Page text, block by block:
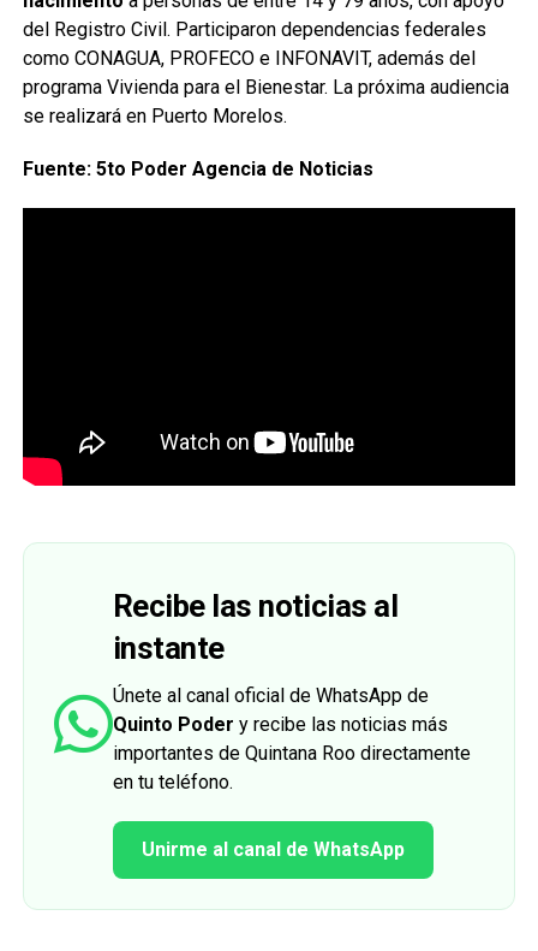
del Registro Civil. Participaron dependencias federales
como CONAGUA, PROFECO e INFONAVIT, además del
programa Vivienda para el Bienestar. La próxima audiencia
se realizará en Puerto Morelos.
Fuente: 5to Poder Agencia de Noticias
Recibe las noticias al
instante
Únete al canal oficial de WhatsApp de
Quinto Poder y recibe las noticias más
importantes de Quintana Roo directamente
en tu teléfono.
Unirme al canal de WhatsApp